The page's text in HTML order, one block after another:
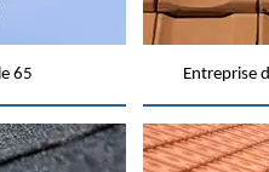
65 Entreprise